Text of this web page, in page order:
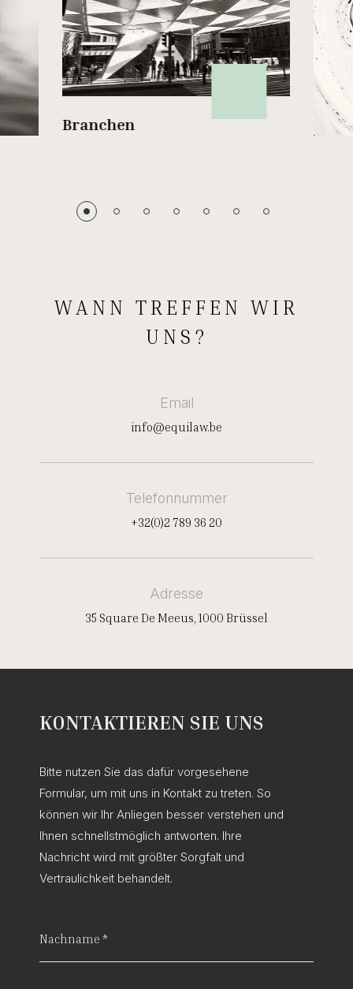
Branchen
WANN TREFFEN WIR
UNS?
Email
info@equilaw.be
Telefonnummer
+32(0)2 789 36 20
Adresse
35 Square De Meeus, 1000 Brüssel
KONTAKTIEREN SIE UNS
Bitte nutzen Sie das dafür vorgesehene
Formular, um mit uns in Kontakt zu treten. So
können wir Ihr Anliegen besser verstehen und
Ihnen schnellstmöglich antworten. Ihre
Nachricht wird mit größter Sorgfalt und
Vertraulichkeit behandelt.